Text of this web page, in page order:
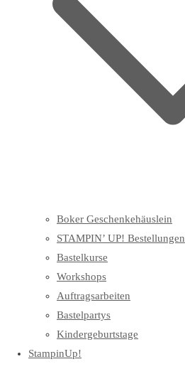
Boker Geschenkehäuslein
STAMPIN’ UP! Bestellungen
Bastelkurse
Workshops
Auftragsarbeiten
Bastelpartys
Kindergeburtstage
StampinUp!